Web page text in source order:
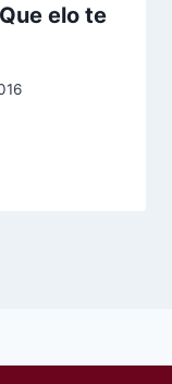
elo te